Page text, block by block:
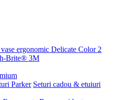
ergonomic Delicate Color 2
Brite® 3M
Parker Seturi cadou & etuiuri